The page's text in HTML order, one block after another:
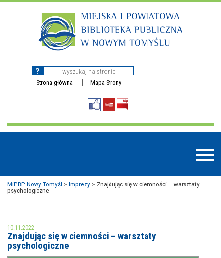
Strona główna Mapa Strony
MOJE KONTO
MiPBP Nowy Tomyśl > Imprezy > Znajdując się w ciemności – warsztaty
psychologiczne
10.11.2022
Znajdując się w ciemności – warsztaty
psychologiczne